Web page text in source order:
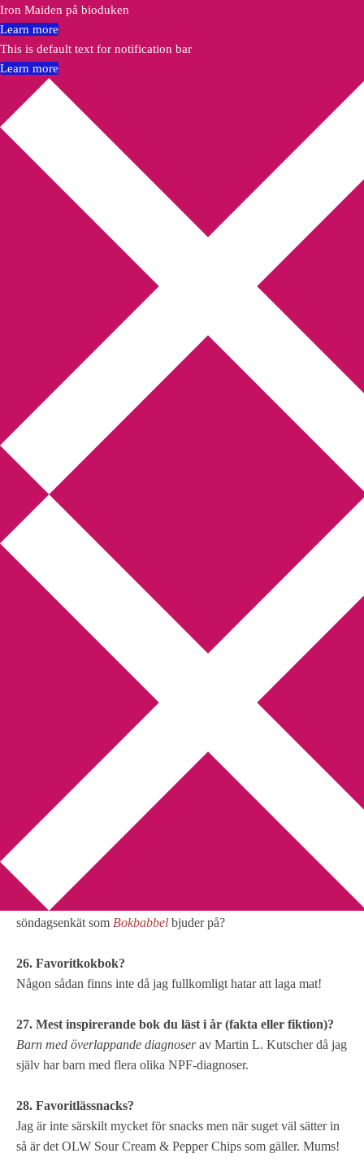
Annikas litteratur-
och kulturblogg
Deckare, kriminalromaner, thrillers
Hem Författarfemman
Webbshop Amazon
Bokbloggsjerka Bloggmaraton
Kriminalroman Min tv-blogg
You are here: Söndagsenkät del 2
Söndagsenkät del 2
byAnnika
I dag är det söndag och vad passar då bättre än den
söndagsenkät som Bokbabbel bjuder på?
26. Favoritkokbok?
Någon sådan finns inte då jag fullkomligt hatar att laga mat!
27. Mest inspirerande bok du läst i år (fakta eller fiktion)?
Barn med överlappande diagnoserav Martin L. Kutscher då jag
själv har barn med flera olika NPF-diagnoser.
28. Favoritlässnacks?
Jag är inte särskilt mycket för snacks men när suget väl sätter in
så är det OLW Sour Cream & Pepper Chips som gäller. Mums!
Iron Maiden på bioduken
Learn more
This is default text for notification bar
Learn more